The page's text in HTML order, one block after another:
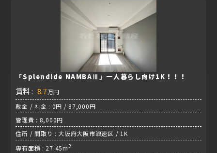
「Splendide NAMBAⅢ」一人暮らし向け1K！！！
賃料 : 8.7万円
敷金 / 礼金 : 0円 / 87,000円
管理費 : 8,000円
住所 / 間取り : 大阪府大阪市浪速区 / 1K
専有面積 : 27.45m2